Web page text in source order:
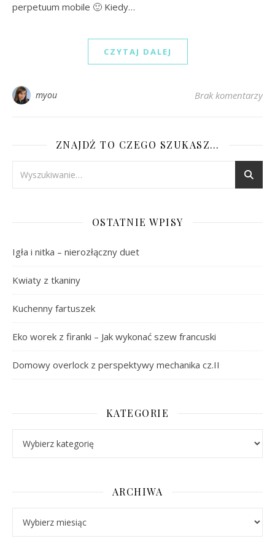
perpetuum mobile 🙂 Kiedy…
CZYTAJ DALEJ
myou Brak komentarzy
ZNAJDŹ TO CZEGO SZUKASZ…
OSTATNIE WPISY
Igła i nitka – nierozłączny duet
Kwiaty z tkaniny
Kuchenny fartuszek
Eko worek z firanki – Jak wykonać szew francuski
Domowy overlock z perspektywy mechanika cz.II
KATEGORIE
ARCHIWA